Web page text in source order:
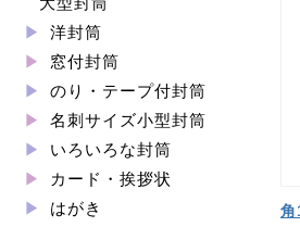
洋封筒
窓付封筒
のり・テープ付封筒
名刺サイズ小型封筒
いろいろな封筒
カード・挨拶状
はがき